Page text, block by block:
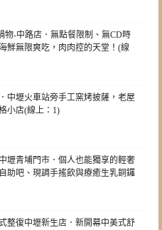
物-中路店．無點餐限制、無CD時
鮮無限爽吃，肉肉控的天堂！(線
中壢火車站旁手工窯烤披薩，老屋
小店(線上：1)
壢青埔門市．個人也能獨享的輕奢
助吧、現調手搖飲與療癒生乳銅鑼
整復中壢新生店．新開幕中美式舒